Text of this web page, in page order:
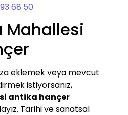
68 50
Mahallesi
eklemek veya mevcut
istiyorsanız,
antika hançer
Tarihi ve sanatsal